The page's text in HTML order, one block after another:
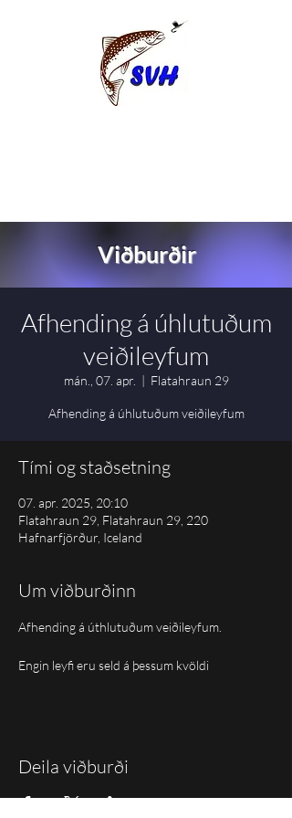
Viðburðir
Afhending á úhlutuðum
veiðileyfum
mán., 07. apr.
  |
Flatahraun 29
Afhending á úhlutuðum veiðileyfum
Tími og staðsetning
07. apr. 2025, 20:10
Flatahraun 29, Flatahraun 29, 220
Hafnarfjörður, Iceland
Um viðburðinn
Afhending á úthlutuðum veiðileyfum.
Engin leyfi eru seld á þessum kvöldi
Deila viðburði